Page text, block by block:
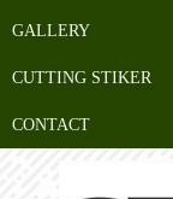
GALLERY
CUTTING STIKER
CONTACT